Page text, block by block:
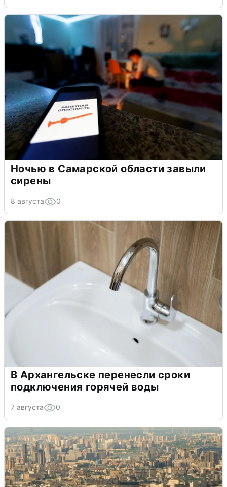
Ночью в Самарской области завыли
сирены
8 августа 0
В Архангельске перенесли сроки
подключения горячей воды
7 августа 0